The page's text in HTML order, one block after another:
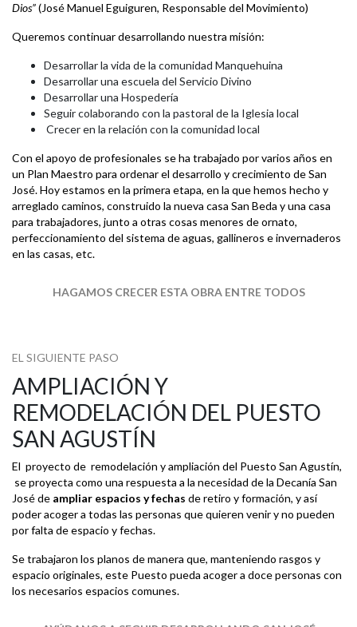
Dios”(José Manuel Eguiguren, Responsable del Movimiento)
Queremos continuar desarrollando nuestra misión:
Desarrollar la vida de la comunidad Manquehuina
Desarrollar una escuela del Servicio Divino
Desarrollar una Hospedería
Seguir colaborando con la pastoral de la Iglesia local
Crecer en la relación con la comunidad local
Con el apoyo de profesionales se ha trabajado por varios años en
un Plan Maestro para ordenar el desarrollo y crecimiento de San
José. Hoy estamos en la primera etapa, en la que hemos hecho y
arreglado caminos, construido la nueva casa San Beda y una casa
para trabajadores, junto a otras cosas menores de ornato,
perfeccionamiento del sistema de aguas, gallineros e invernaderos
en las casas, etc.
HAGAMOS CRECER ESTA OBRA ENTRE TODOS
EL SIGUIENTE PASO
AMPLIACIÓN Y
REMODELACIÓN DEL PUESTO
SAN AGUSTÍN
El proyecto de remodelación y ampliación del Puesto San Agustín,
se proyecta como una respuesta a la necesidad de la Decanía San
José de ampliar espacios y fechas de retiro y formación, y así
poder acoger a todas las personas que quieren venir y no pueden
por falta de espacio y fechas.
Se trabajaron los planos de manera que, manteniendo rasgos y
espacio originales, este Puesto pueda acoger a doce personas con
los necesarios espacios comunes.